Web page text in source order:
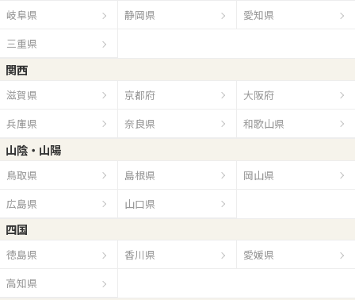
岐阜県 静岡県
愛知県
三重県
関西
滋賀県 京都府
大阪府
兵庫県
奈良県 和歌山県
山陰・山陽
鳥取県 島根県
岡山県
広島県
山口県
四国
徳島県 香川県
愛媛県
高知県